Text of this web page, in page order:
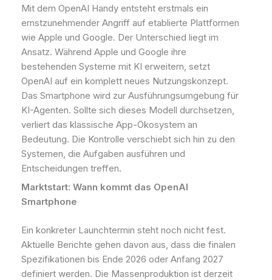
Mit dem OpenAI Handy entsteht erstmals ein
ernstzunehmender Angriff auf etablierte Plattformen
wie Apple und Google. Der Unterschied liegt im
Ansatz. Während Apple und Google ihre
bestehenden Systeme mit KI erweitern, setzt
OpenAI auf ein komplett neues Nutzungskonzept.
Das Smartphone wird zur Ausführungsumgebung für
KI-Agenten. Sollte sich dieses Modell durchsetzen,
verliert das klassische App-Ökosystem an
Bedeutung. Die Kontrolle verschiebt sich hin zu den
Systemen, die Aufgaben ausführen und
Entscheidungen treffen.
Marktstart: Wann kommt das OpenAI
Smartphone
Ein konkreter Launchtermin steht noch nicht fest.
Aktuelle Berichte gehen davon aus, dass die finalen
Spezifikationen bis Ende 2026 oder Anfang 2027
definiert werden. Die Massenproduktion ist derzeit